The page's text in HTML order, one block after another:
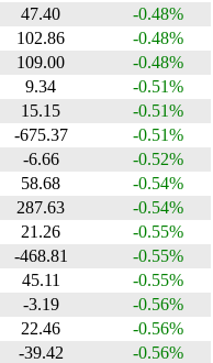
47.40
-0.48%
102.86
-0.48%
109.00
-0.48%
9.34
-0.51%
15.15
-0.51%
-675.37
-0.51%
-6.66
-0.52%
58.68
-0.54%
287.63
-0.54%
21.26
-0.55%
-468.81
-0.55%
45.11
-0.55%
-3.19
-0.56%
22.46
-0.56%
-39.42
-0.56%